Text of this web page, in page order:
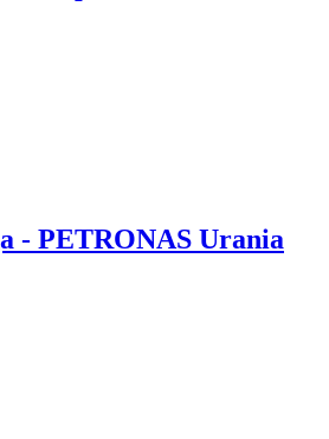
- PETRONAS Urania